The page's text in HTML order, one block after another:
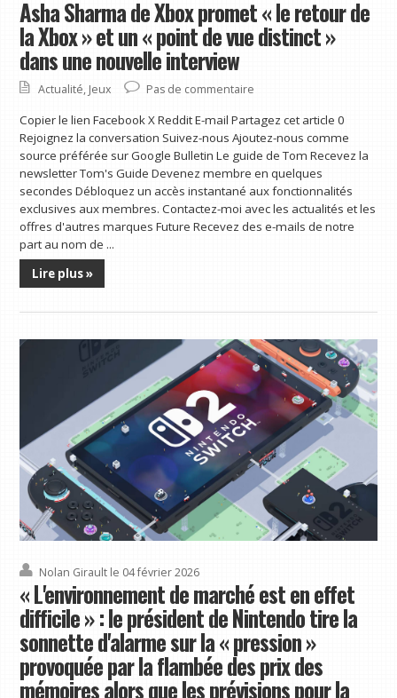
Asha Sharma de Xbox promet « le retour de
la Xbox » et un « point de vue distinct »
dans une nouvelle interview
Actualité, Jeux Pas de commentaire
Copier le lien Facebook X Reddit E-mail Partagez cet article 0
Rejoignez la conversation Suivez-nous Ajoutez-nous comme
source préférée sur Google Bulletin Le guide de Tom Recevez la
newsletter Tom's Guide Devenez membre en quelques
secondes Débloquez un accès instantané aux fonctionnalités
exclusives aux membres. Contactez-moi avec les actualités et les
offres d'autres marques Future Recevez des e-mails de notre
part au nom de ...
Lire plus »
Nolan Girault le 04 février 2026
« L'environnement de marché est en effet
difficile » : le président de Nintendo tire la
sonnette d'alarme sur la « pression »
provoquée par la flambée des prix des
mémoires alors que les prévisions pour la